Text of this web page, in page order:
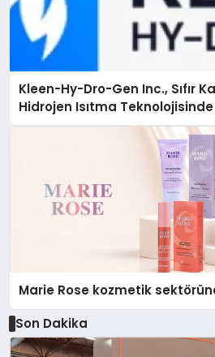
Kleen-Hy-Dro-Gen Inc., Sıfır
Hidrojen Isıtma Teknolojisinde
Düzenleyici Onaylarını Aldı
Marie Rose kozmetik
Son Dakika